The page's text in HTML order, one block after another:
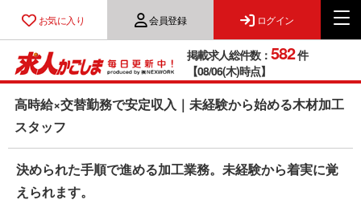
お気に入り 会員登録 ログイン
掲載求人総件数： 582件
【08/06(木)時点】
高時給×交替勤務で安定収入｜未経験から始める木材加工
スタッフ
決められた手順で進める加工業務。未経験から着実に覚
えられます。